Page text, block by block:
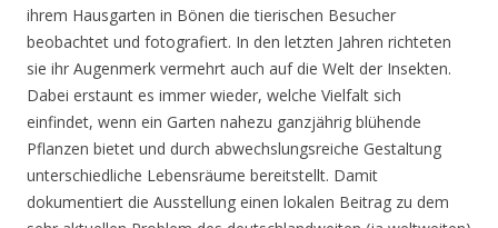
ihrem Hausgarten in Bönen die tierischen Besucher
beobachtet und fotografiert. In den letzten Jahren richteten
sie ihr Augenmerk vermehrt auch auf die Welt der Insekten.
Dabei erstaunt es immer wieder, welche Vielfalt sich
einfindet, wenn ein Garten nahezu ganzjährig blühende
Pflanzen bietet und durch abwechslungsreiche Gestaltung
unterschiedliche Lebensräume bereitstellt. Damit
dokumentiert die Ausstellung einen lokalen Beitrag zu dem